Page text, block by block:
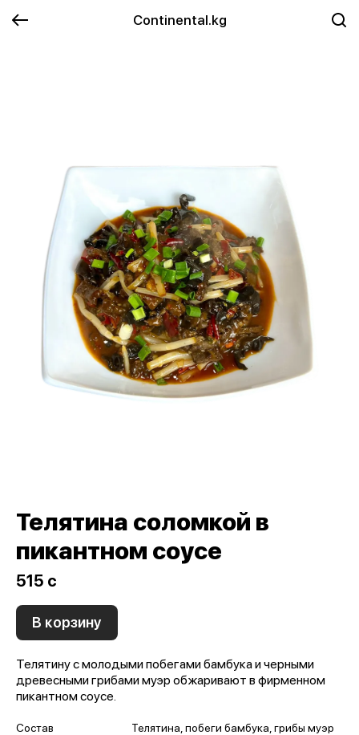
Continental.kg
Телятина соломкой в
пикантном соусе
515 c
В корзину
Телятину с молодыми побегами бамбука и черными
древесными грибами муэр обжаривают в фирменном
пикантном соусе.
Состав Телятина, побеги бамбука, грибы муэр